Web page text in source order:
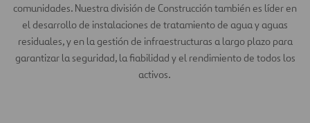
comunidades. Nuestra división de Construcción también es líder en
el desarrollo de instalaciones de tratamiento de agua y aguas
residuales, y en la gestión de infraestructuras a largo plazo para
garantizar la seguridad, la fiabilidad y el rendimiento de todos los
activos.